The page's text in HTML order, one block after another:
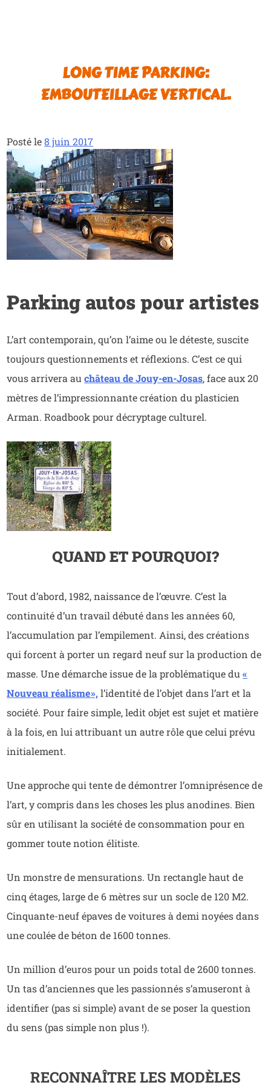
LONG TIME PARKING:
EMBOUTEILLAGE VERTICAL.
Posté le8 juin 2017
Parking autos pour artistes
L’art contemporain, qu’on l’aime ou le déteste, suscite
toujours questionnements et réflexions. C’est ce qui
vous arrivera auchâteau de Jouy-en-Josas, face aux 20
mètres de l’impressionnante création du plasticien
Arman. Roadbook pour décryptage culturel.
QUAND ET POURQUOI ?
Tout d’abord, 1982, naissance de l’œuvre. C’est la
continuité d’un travail débuté dans les années 60,
l’accumulation par l’empilement. Ainsi, des créations
qui forcent à porter un regard neuf sur la production de
masse. Une démarche issue de la problématique du«
Nouveau réalisme », l’identité de l’objet dans l’art et la
société. Pour faire simple, ledit objet est sujet et matière
à la fois, en lui attribuant un autre rôle que celui prévu
initialement.
Une approche qui tente de démontrer l’omniprésence de
l’art, y compris dans les choses les plus anodines. Bien
sûr en utilisant la société de consommation pour en
gommer toute notion élitiste.
Un monstre de mensurations. Un rectangle haut de
cinq étages, large de 6 mètres sur un socle de 120 M2.
Cinquante-neuf épaves de voitures à demi noyées dans
une coulée de béton de 1600 tonnes.
Un million d’euros pour un poids total de 2600 tonnes.
Un tas d’anciennes que les passionnés s’amuseront à
identifier (pas si simple) avant de se poser la question
du sens (pas simple non plus !).
RECONNAÎTRE LES MODÈLES